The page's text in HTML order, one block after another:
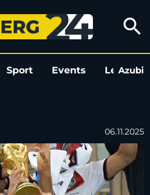
und Riesch
search
Sport Events LeoAzubi
06.11.2025